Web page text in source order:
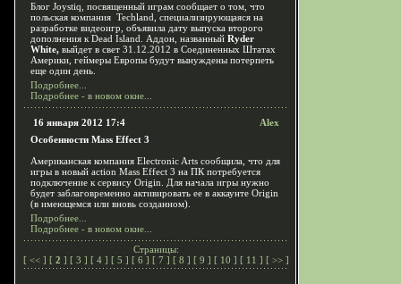
Блог Joystiq, посвященный играм сообщает о том, что
польская компания Techland, специализирующаяся на
разработке видеоигр, объявила дату выпуска второго
дополнения к Dead Island. Аддон, названный Ryder
White, выйдет в свет 31.12.2012 в Соединенных Штатах
Америки, геймеры Европы будут вынуждены потерпеть
еще один день.
Подробнее...
Подробнее - в новом окне...
16 января 2012 17:4
Alex
Особенности Mass Effect 3
Американская компания Electronic Arts сообщила, что для
игры в новый action Mass Effect 3 на ПК потребуется
подключение к сервису Origin. Для начала игры нужно
будет заблаговременно активировать ее в аккаунте Origin
(в имеющемся или вновь созданном).
Подробнее...
Подробнее - в новом окне...
Страницы:
[ << ] [ 2 ] [ 3 ] [ 4 ] [ 5 ] [ 6 ] [ 7 ] [ 8 ] [ 9 ] [ 10 ] [ 11 ] [ >> ]